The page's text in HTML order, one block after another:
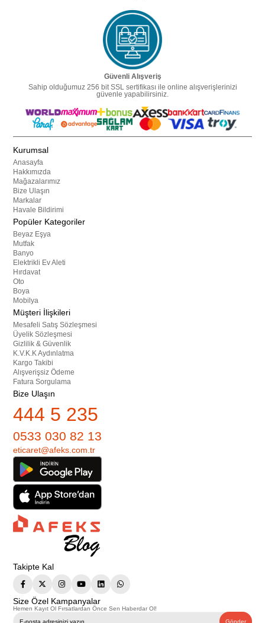
Güvenli Alışveriş
Sahip olduğumuz 256 bit SSL sertifikası ile online alışverişlerinizi
güvenle yapabilirsiniz.
Kurumsal
Anasayfa
Hakkımızda
Mağazalarımız
Bize Ulaşın
Markalar
Havale Bildirimi
Popüler Kategoriler
Beyaz Eşya
Mutfak
Banyo
Elektrikli Ev Aleti
Hırdavat
Oto
Boya
Mobilya
Müşteri İlişkileri
Mesafeli Satış Sözleşmesi
Üyelik Sözleşmesi
Gizlilik & Güvenlik
K.V.K.K Aydınlatma
Kargo Takibi
Alışverişsiz Ödeme
Fatura Sorgulama
Bize Ulaşın
444 5 235
0533 030 82 13
eticaret@afeks.com.tr
Takipte Kal
Size Özel Kampanyalar
Hemen Kayıt Ol Fırsatlardan Önce Sen Haberdar Ol!